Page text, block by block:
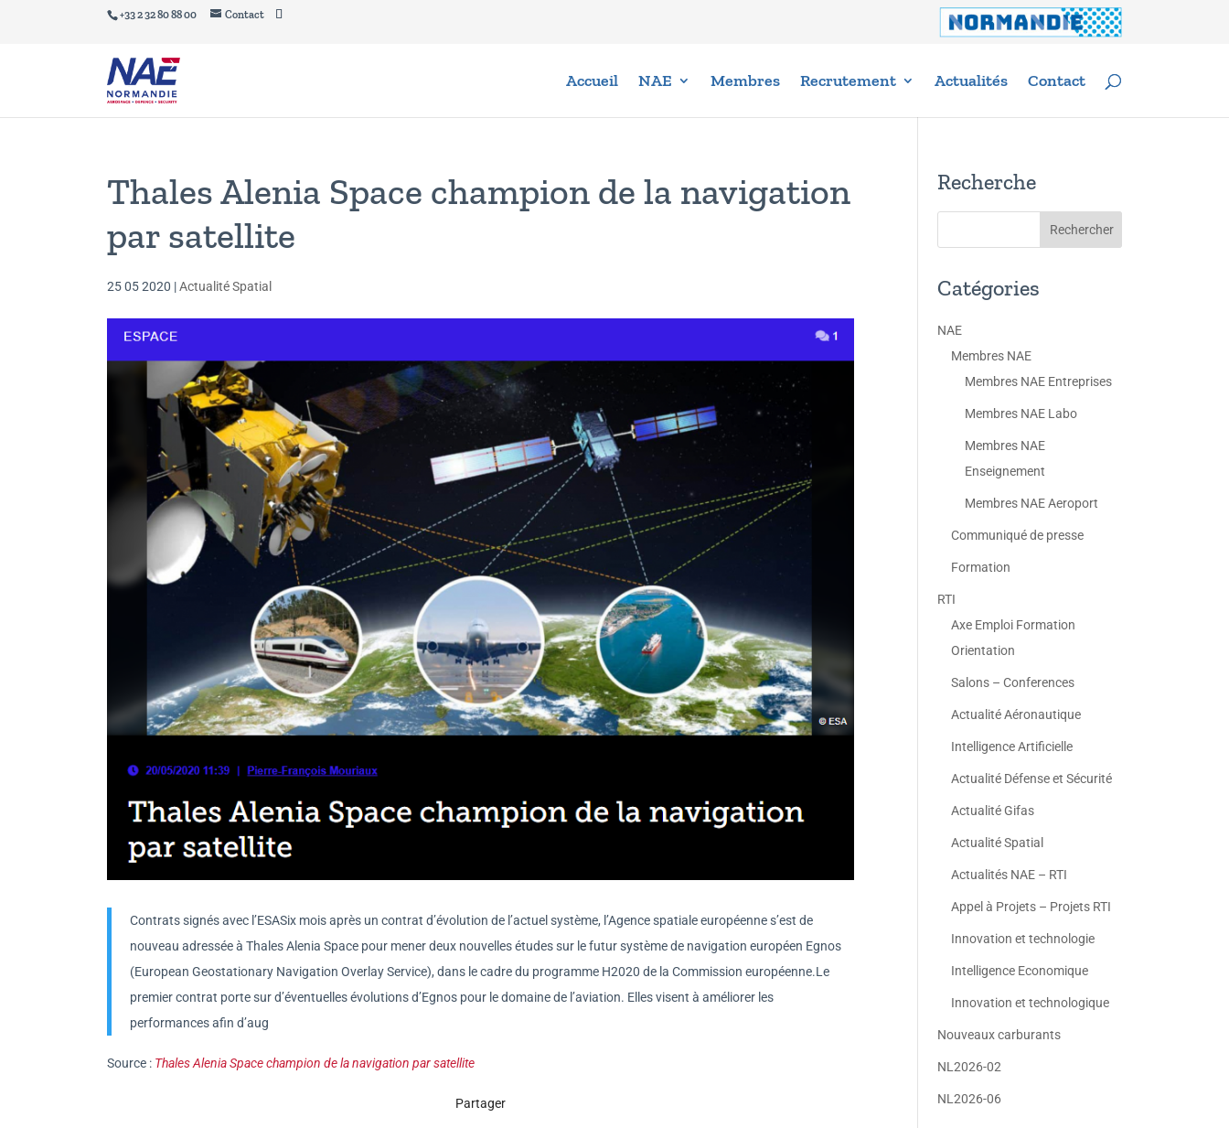
+33 2 32 80 88 00 Contact
Accueil NAE Membres Recrutement Actualités Contact
Thales Alenia Space champion de la navigation
par satellite
25 05 2020 |Actualité Spatial
Contrats signés avec l’ESASix mois après un contrat d’évolution de l’actuel système, l’Agence spatiale européenne s’est de
nouveau adressée à Thales Alenia Space pour mener deux nouvelles études sur le futur système de navigation européen Egnos
(European Geostationary Navigation Overlay Service), dans le cadre du programme H2020 de la Commission européenne.Le
premier contrat porte sur d’éventuelles évolutions d’Egnos pour le domaine de l’aviation. Elles visent à améliorer les
performances afin d’aug
Source : Thales Alenia Space champion de la navigation par satellite
Partager
Recherche
Catégories
NAE
Membres NAE
Membres NAE Entreprises
Membres NAE Labo
Membres NAE
Enseignement
Membres NAE Aeroport
Communiqué de presse
Formation
RTI
Axe Emploi Formation
Orientation
Salons – Conferences
Actualité Aéronautique
Intelligence Artificielle
Actualité Défense et Sécurité
Actualité Gifas
Actualité Spatial
Actualités NAE – RTI
Appel à Projets – Projets RTI
Innovation et technologie
Intelligence Economique
Innovation et technologique
Nouveaux carburants
NL2026-02
NL2026-06